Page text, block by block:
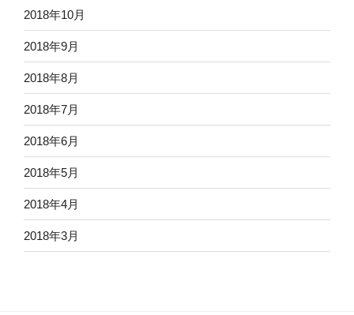
2018年10月
2018年9月
2018年8月
2018年7月
2018年6月
2018年5月
2018年4月
2018年3月